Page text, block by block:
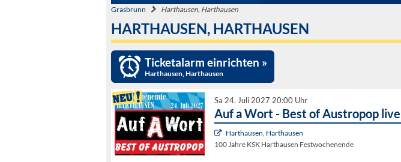
Grasbrunn Harthausen, Harthausen
HARTHAUSEN, HARTHAUSEN
Ticketalarm einrichten »
Harthausen, Harthausen
Sa 24. Juli 2027 20:00 Uhr
Auf a Wort - Best of Austropop live
Harthausen, Harthausen
100 Jahre KSK Harthausen Festwochenende